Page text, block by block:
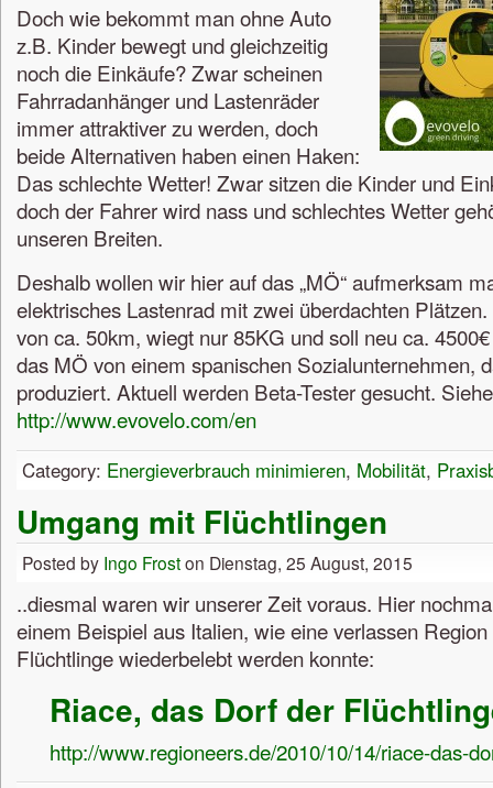
Doch wie bekommt man ohne Auto
z.B. Kinder bewegt und gleichzeitig
noch die Einkäufe? Zwar scheinen
Fahrradanhänger und Lastenräder
immer attraktiver zu werden, doch
beide Alternativen haben einen Haken:
Das schlechte Wetter! Zwar sitzen die Kinder und
doch der Fahrer wird nass und schlechtes Wetter
unseren Breiten.
Deshalb wollen wir hier auf das „MÖ“ aufmerksam
elektrisches Lastenrad mit zwei überdachten
von ca. 50km, wiegt nur 85KG und soll neu ca.
das MÖ von einem spanischen Sozialunternehmen,
produziert. Aktuell werden Beta-Tester gesucht.
http://www.evovelo.com/en
Category: Energieverbrauch minimieren, Mobilität,
Umgang mit Flüchtlingen
Posted by Ingo Froston Dienstag, 25 August, 2015
..diesmal waren wir unserer Zeit voraus. Hier
einem Beispiel aus Italien, wie eine verlassen
Flüchtlinge wiederbelebt werden konnte:
Riace, das Dorf der
http://www.regioneers.de/2010/10/14/riace-das-